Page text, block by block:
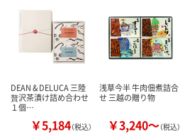
DEAN & DELUCA 三陸
贅沢茶漬け詰め合わせ
１個…
￥5,184（税込）
浅草今半 牛肉佃煮詰合
せ 三越の贈り物
￥3,240～（税込）